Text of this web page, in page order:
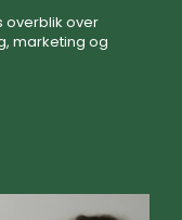
overblik over
marketing og